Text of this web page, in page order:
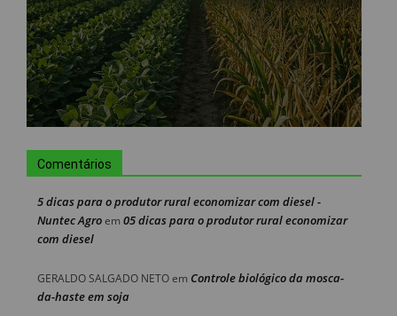
Comentários
5 dicas para o produtor rural economizar com diesel -
Nuntec Agroem 05 dicas para o produtor rural economizar
com diesel
GERALDO SALGADO NETOem Controle biológico da mosca-
da-haste em soja